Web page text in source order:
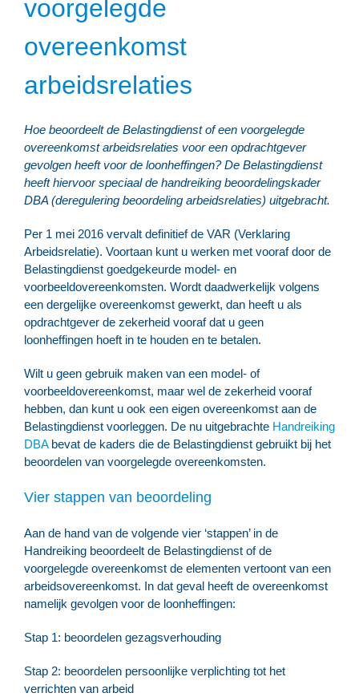
voorgelegde
overeenkomst
arbeidsrelaties
Hoe beoordeelt de Belastingdienst of een voorgelegde
overeenkomst arbeidsrelaties voor een opdrachtgever
gevolgen heeft voor de loonheffingen? De Belastingdienst
heeft hiervoor speciaal de handreiking beoordelingskader
DBA (deregulering beoordeling arbeidsrelaties) uitgebracht.
Per 1 mei 2016 vervalt definitief de VAR (Verklaring
Arbeidsrelatie). Voortaan kunt u werken met vooraf door de
Belastingdienst goedgekeurde model- en
voorbeeldovereenkomsten. Wordt daadwerkelijk volgens
een dergelijke overeenkomst gewerkt, dan heeft u als
opdrachtgever de zekerheid vooraf dat u geen
loonheffingen hoeft in te houden en te betalen.
Wilt u geen gebruik maken van een model- of
voorbeeldovereenkomst, maar wel de zekerheid vooraf
hebben, dan kunt u ook een eigen overeenkomst aan de
Belastingdienst voorleggen. De nu uitgebrachte Handreiking
DBAbevat de kaders die de Belastingdienst gebruikt bij het
beoordelen van voorgelegde overeenkomsten.
Vier stappen van beoordeling
Aan de hand van de volgende vier ‘stappen’ in de
Handreiking beoordeelt de Belastingdienst of de
voorgelegde overeenkomst de elementen vertoont van een
arbeidsovereenkomst. In dat geval heeft de overeenkomst
namelijk gevolgen voor de loonheffingen:
Stap 1: beoordelen gezagsverhouding
Stap 2: beoordelen persoonlijke verplichting tot het
verrichten van arbeid